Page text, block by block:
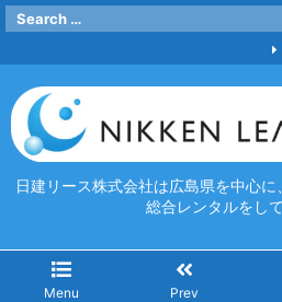
日建リース株式会社は広島県を中心
総合レンタルをして
Menu Prev